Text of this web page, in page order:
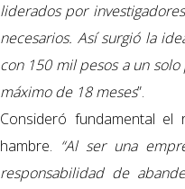
liderados por
necesarios. Así surgió la
con 150 mil pesos a un
máximo de 18 meses”.
Consideró fundamental
hambre. “Al ser una
responsabilidad de